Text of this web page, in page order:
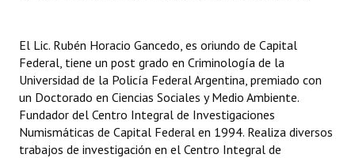
El Lic. Rubén Horacio Gancedo, es oriundo de Capital
Federal, tiene un post grado en Criminología de la
Universidad de la Policía Federal Argentina, premiado con
un Doctorado en Ciencias Sociales y Medio Ambiente.
Fundador del Centro Integral de Investigaciones
Numismáticas de Capital Federal en 1994. Realiza diversos
trabajos de investigación en el Centro Integral de